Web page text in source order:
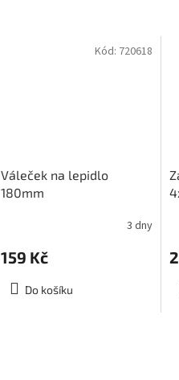
Váleček na lepidlo
180mm
3 dny
159 Kč
Do košíku
Kód: 720618